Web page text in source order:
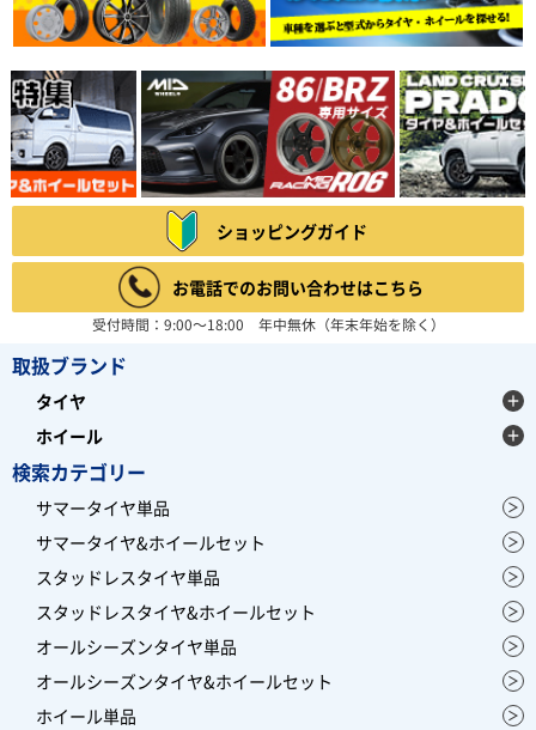
ショッピングガイド
お電話でのお問い合わせはこちら
受付時間：9:00～18:00 年中無休（年末年始を除く）
取扱ブランド
タイヤ
ホイール
検索カテゴリー
サマータイヤ単品
サマータイヤ&ホイールセット
スタッドレスタイヤ単品
スタッドレスタイヤ&ホイールセット
オールシーズンタイヤ単品
オールシーズンタイヤ&ホイールセット
ホイール単品